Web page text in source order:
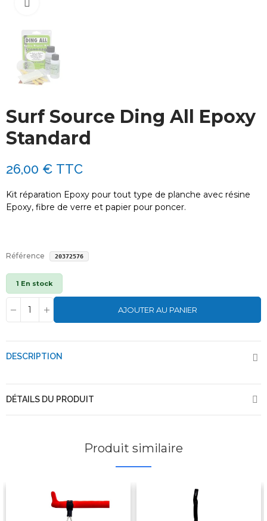
Surf Source Ding All Epoxy
Standard
26,00 € TTC
Kit réparation Epoxy pour tout type de planche avec résine
Epoxy, fibre de verre et papier pour poncer.
Référence 20372576
1 En stock
AJOUTER AU PANIER
DESCRIPTION
DÉTAILS DU PRODUIT
Produit similaire